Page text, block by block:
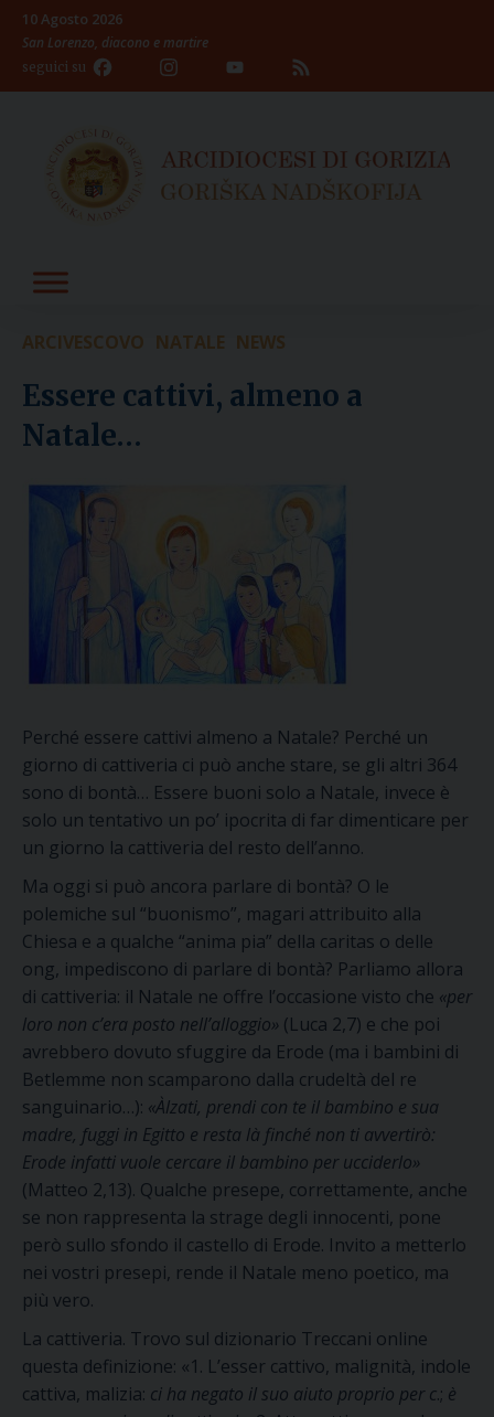
Skip
content
10 Agosto 2026
San Lorenzo, diacono e martire
seguici su Facebook InstagramYouTube
Channel
ARCIVESCOVO NATALE NEWS
Essere cattivi, almeno a
Natale…
Perché essere cattivi almeno a Natale? Perché un
giorno di cattiveria ci può anche stare, se gli altri 364
sono di bontà… Essere buoni solo a Natale, invece è
solo un tentativo un po’ ipocrita di far dimenticare per
un giorno la cattiveria del resto dell’anno.
Ma oggi si può ancora parlare di bontà? O le
polemiche sul “buonismo”, magari attribuito alla
Chiesa e a qualche “anima pia” della caritas o delle
ong, impediscono di parlare di bontà? Parliamo allora
di cattiveria: il Natale ne offre l’occasione visto che «per
loro non c’era posto nell’alloggio» (Luca 2,7) e che poi
avrebbero dovuto sfuggire da Erode (ma i bambini di
Betlemme non scamparono dalla crudeltà del re
sanguinario…): «Àlzati, prendi con te il bambino e sua
madre, fuggi in Egitto e resta là finché non ti avvertirò:
Erode infatti vuole cercare il bambino per ucciderlo»
(Matteo 2,13). Qualche presepe, correttamente, anche
se non rappresenta la strage degli innocenti, pone
però sullo sfondo il castello di Erode. Invito a metterlo
nei vostri presepi, rende il Natale meno poetico, ma
più vero.
La cattiveria. Trovo sul dizionario Treccani online
questa definizione: «1. L’esser cattivo, malignità, indole
cattiva, malizia: ci ha negato il suo aiuto proprio per c.; è